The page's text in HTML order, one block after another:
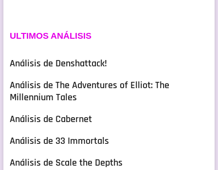
ULTIMOS ANÁLISIS
Análisis de Denshattack!
Análisis de The Adventures of Elliot: The
Millennium Tales
Análisis de Cabernet
Análisis de 33 Immortals
Análisis de Scale the Depths